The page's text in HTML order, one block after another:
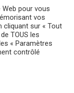
pour vous
vos
cliquant sur « Tout
TOUS les
« Paramètres
contrôlé